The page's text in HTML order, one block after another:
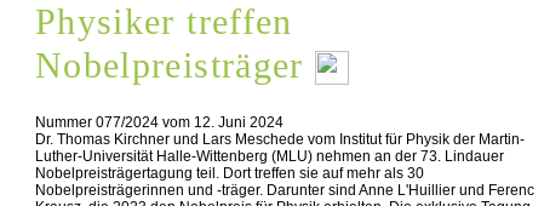
Physiker treffen
Nobelpreisträger
Nummer 077/2024 vom 12. Juni 2024
Dr. Thomas Kirchner und Lars Meschede vom Institut für Physik der Martin-
Luther-Universität Halle-Wittenberg (MLU) nehmen an der 73. Lindauer
Nobelpreisträgertagung teil. Dort treffen sie auf mehr als 30
Nobelpreisträgerinnen und -träger. Darunter sind Anne L'Huillier und Ferenc